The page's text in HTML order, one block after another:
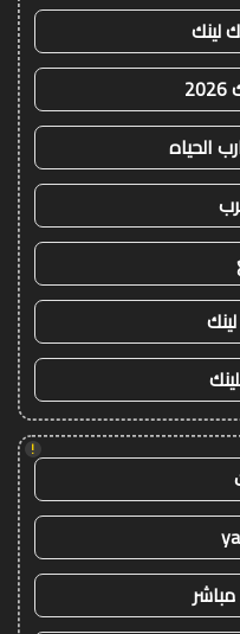
لينك
الحياه
!
مباشر